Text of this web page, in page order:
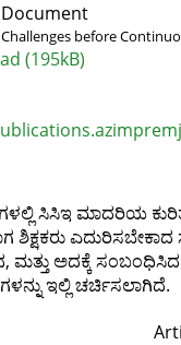
before
(195kB)
ಸಿಸಿಇ ಮಾದರಿಯ
ಶಿಕ್ಷಕರು
ಅದಕ್ಕೆ ಸಂಬಂಧಿಸಿದ
ಇಲ್ಲಿ ಚರ್ಚಿಸಲಾಗಿದೆ.